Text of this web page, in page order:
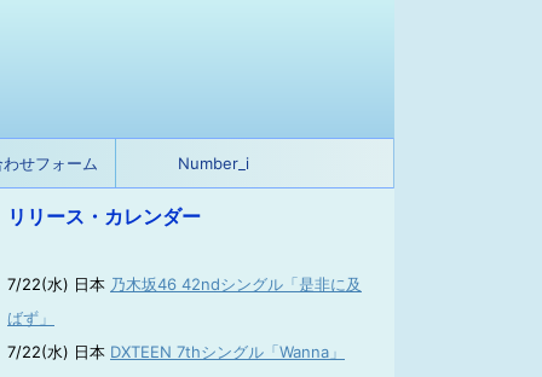
せフォーム Number_i
リリース・カレンダー
7/22(水) 日本 乃木坂46 42ndシングル「是非に及
ばず」
7/22(水) 日本 DXTEEN 7thシングル「Wanna」